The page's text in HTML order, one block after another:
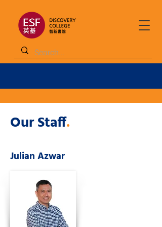
Our Staff.
Julian Azwar